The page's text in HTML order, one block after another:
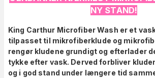
NY STAND!
King Carthur Microfiber Wash er et
tilpasset til mikrofiberklude og
rengør kludene grundigt og efterlader
tykke efter vask. Derved forbliver
og i god stand under længere tid